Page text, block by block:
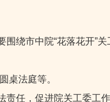
绕市中院“花落花开”关
桌法庭等。
责任，促进院关工委工